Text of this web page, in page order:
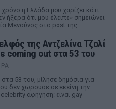
η Ελλάδα μου χαρίζει κάτι
ήξερα ότι μου έλειπε» σημειώνει
Μενούνος στο post της
της Αντζελίνα Τζολί
coming out στα 53 του
53 του, μίλησε δημόσια για
δεν χωρούσε σε εκείνη την
αφήγηση: είναι gay